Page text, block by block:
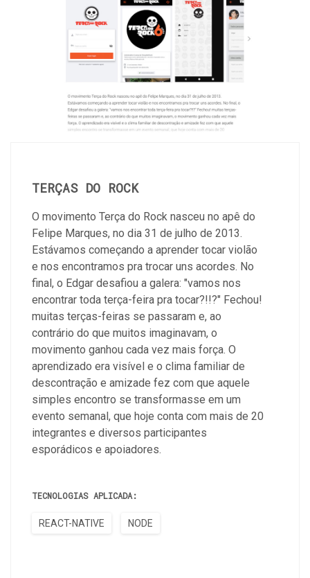
TERÇAS DO ROCK
O movimento Terça do Rock nasceu no apê do
Felipe Marques, no dia 31 de julho de 2013.
Estávamos começando a aprender tocar violão
e nos encontramos pra trocar uns acordes. No
final, o Edgar desafiou a galera: "vamos nos
encontrar toda terça-feira pra tocar?!!?" Fechou!
muitas terças-feiras se passaram e, ao
contrário do que muitos imaginavam, o
movimento ganhou cada vez mais força. O
aprendizado era visível e o clima familiar de
descontração e amizade fez com que aquele
simples encontro se transformasse em um
evento semanal, que hoje conta com mais de 20
integrantes e diversos participantes
esporádicos e apoiadores.
TECNOLOGIAS APLICADA:
REACT-NATIVE NODE